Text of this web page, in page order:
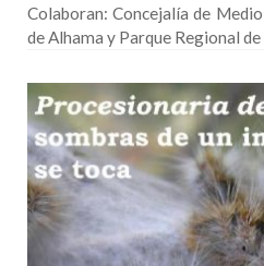
Colaboran: Concejalía de
de Alhama y Parque Regional de